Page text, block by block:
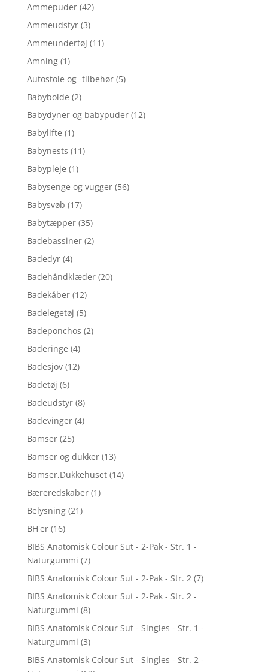
Ammepuder (42)
Ammeudstyr (3)
Ammeundertøj (11)
Amning (1)
Autostole og -tilbehør (5)
Babybolde (2)
Babydyner og babypuder (12)
Babylifte (1)
Babynests (11)
Babypleje (1)
Babysenge og vugger (56)
Babysvøb (17)
Babytæpper (35)
Badebassiner (2)
Badedyr (4)
Badehåndklæder (20)
Badekåber (12)
Badelegetøj (5)
Badeponchos (2)
Baderinge (4)
Badesjov (12)
Badetøj (6)
Badeudstyr (8)
Badevinger (4)
Bamser (25)
Bamser og dukker (13)
Bamser,Dukkehuset (14)
Bæreredskaber (1)
Belysning (21)
BH'er (16)
BIBS Anatomisk Colour Sut - 2-Pak - Str. 1 -
Naturgummi (7)
BIBS Anatomisk Colour Sut - 2-Pak - Str. 2 (7)
BIBS Anatomisk Colour Sut - 2-Pak - Str. 2 -
Naturgummi (8)
BIBS Anatomisk Colour Sut - Singles - Str. 1 -
Naturgummi (3)
BIBS Anatomisk Colour Sut - Singles - Str. 2 -